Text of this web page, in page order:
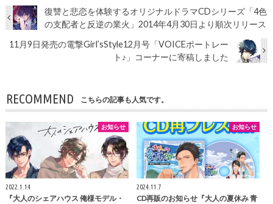
復讐と悲恋を体験するオリジナルドラマCDシリーズ「4色
の支配者と反逆の業火」2014年4月30日より順次リリース
11月9日発売の電撃Girl’sStyle12月号「VOICEポートレー
ト♪」コーナーに寄稿しました
RECOMMEND こちらの記事も人気です。
お知らせ
2022.1.14
『大人のシェアハウス 俺様モデル・
お知らせ
2024.11.7
CD再販のお知らせ『大人の夏休み 青